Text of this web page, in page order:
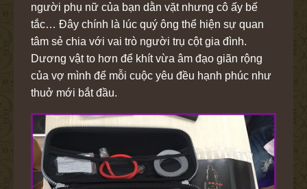
người phụ nữ của bạn dằn vặt nhưng cô ấy bế
tắc… Đây chính là lúc quý ông thể hiện sự quan
tâm sẻ chia với vai trò người trụ cột gia đình.
Dương vật to hơn để khít vừa âm đạo giãn rộng
của vợ mình để mỗi cuộc yêu đều hạnh phúc như
thuở mới bắt đầu.